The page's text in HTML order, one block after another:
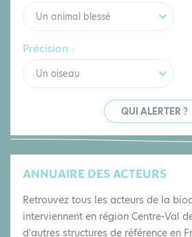
Un animal blessé
Précision :
Un oiseau
QUI ALERTER ?
ANNUAIRE DES ACTEURS
Retrouvez tous les acteurs de la
interviennent en région Centre-Val
d'autres structures de référence en